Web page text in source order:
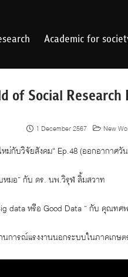
Academic for
of Social
1 December 2567 New
ม่กับวิจัยสังคม“ Ep.48 (ออกอากาศ
มอ” กับ ดร. นพ.วิรุฬ ลิ้มสวาท
data หรือ Good Data ” กับ คุณทศ
การณ์แรงงานนอกระบบในภาคเกษต